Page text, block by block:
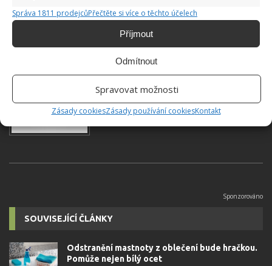
Správa 1811 prodejcůPřečtěte si více o těchto účelech
Příjmout
Odmítnout
Spravovat možnosti
Zásady cookiesZásady používání cookiesKontakt
ÚKLID
Jiří Kolář
univerzity, který je již od malička
velkým kutilem. V podstatě vše, co je
SOUVISEJÍCÍ ČLÁNKY
Odstranění mastnoty z oblečení bude hračkou.
Pomůže nejen bílý ocet